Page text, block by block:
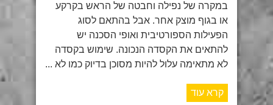
במקרה של נפילה וחבטה של הראש בקרקע
או בגוף מוצק אחר. אבל בהתאם לסוג
הפעילות הספורטיבית ואופי הסכנה יש
להתאים את הקסדה הנכונה. שימוש בקסדה
לא מתאימה עלול להיות מסוכן בדיוק כמו לא ...
קרא עוד